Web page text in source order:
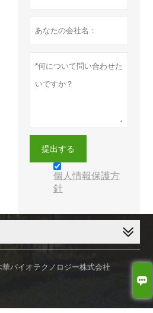

提出する
個人情報保護方
針
バイオテクノロジー株式会社